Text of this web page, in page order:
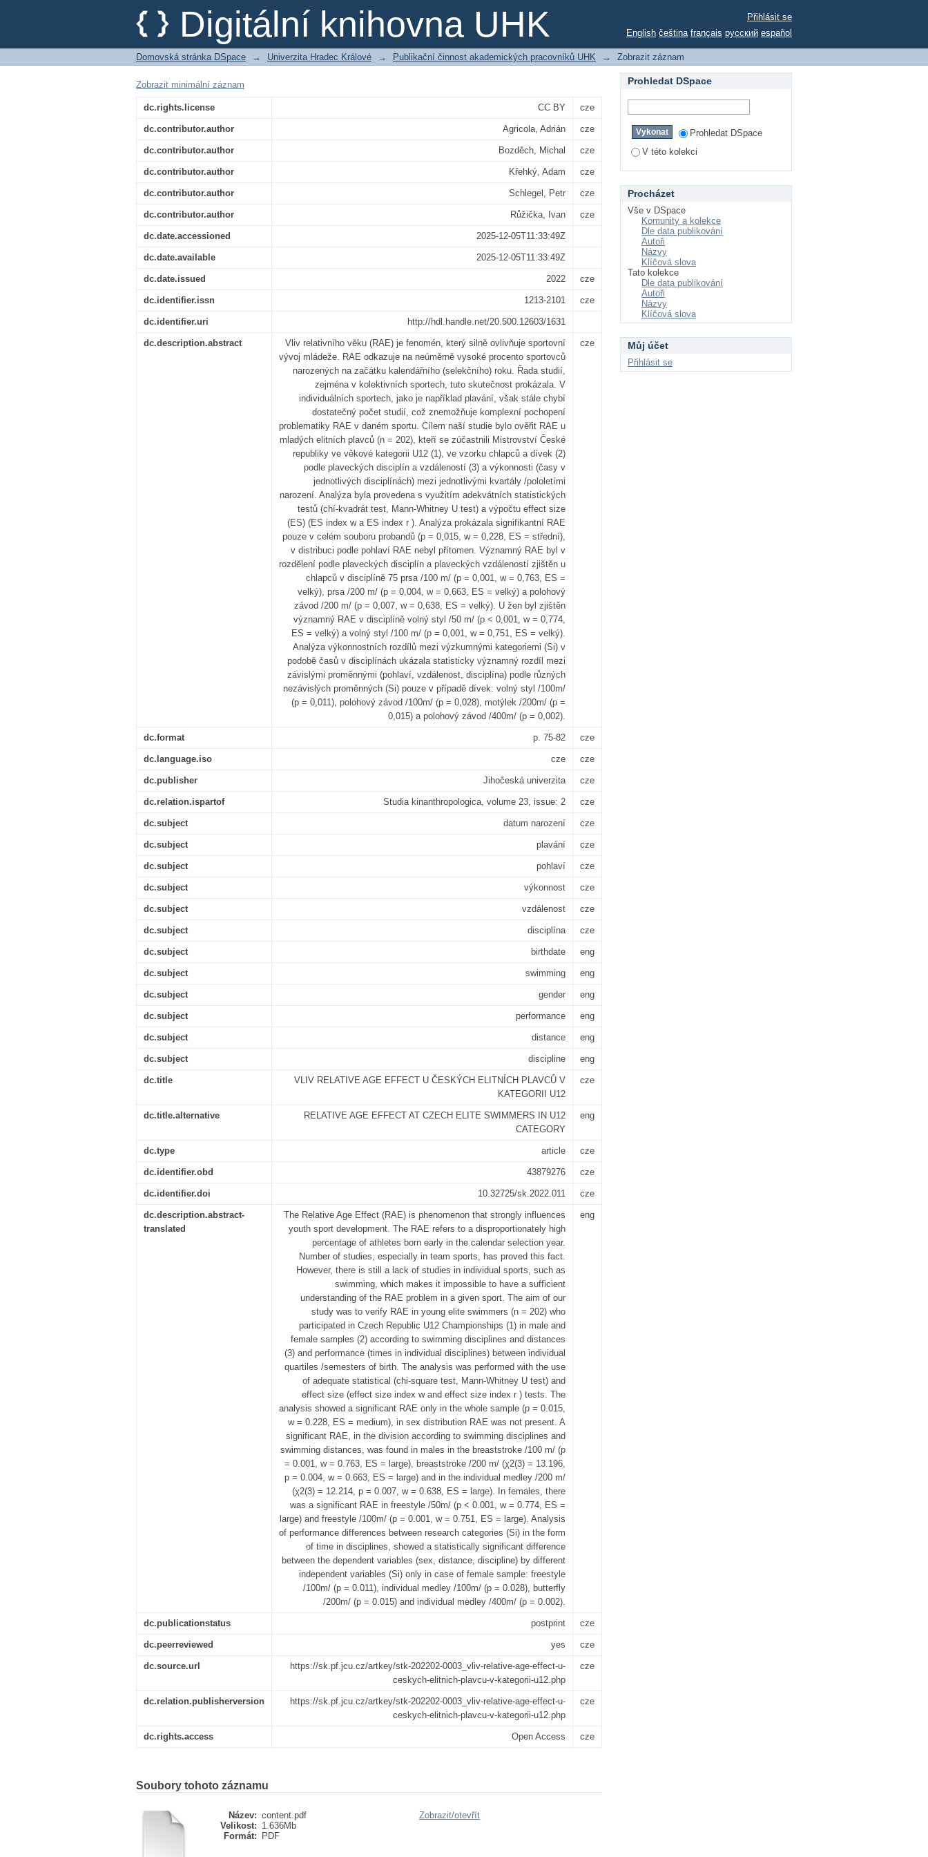
Digitální knihovna UHK
VLIV RELATIVE AGE EFFECT U ČESKÝCH ELITNÍCH PLAVCŮ V KATEGORII U12Přihlásit se
English čeština français русский español
Domovská stránka DSpace → Univerzita Hradec Králové → Publikační činnost akademických pracovníků UHK → Zobrazit záznam
Zobrazit minimální záznam
dc.rights.license CC BY cze
dc.contributor.author Agricola, Adrián cze
dc.contributor.author Bozděch, Michal cze
dc.contributor.author Křehký, Adam cze
dc.contributor.author Schlegel, Petr cze
dc.contributor.author Růžička, Ivan cze
dc.date.accessioned 2025-12-05T11:33:49Z
dc.date.available 2025-12-05T11:33:49Z
dc.date.issued 2022 cze
dc.identifier.issn 1213-2101 cze
dc.identifier.uri http://hdl.handle.net/20.500.12603/1631
dc.description.abstract
Vliv relativního věku (RAE) je fenomén, který silně ovlivňuje sportovní
vývoj mládeže. RAE odkazuje na neúměrně vysoké procento sportovců
narozených na začátku kalendářního (selekčního) roku. Řada studií,
zejména v kolektivních sportech, tuto skutečnost prokázala. V
individuálních sportech, jako je například plavání, však stále chybí
dostatečný počet studií, což znemožňuje komplexní pochopení
problematiky RAE v daném sportu. Cílem naší studie bylo ověřit RAE u
mladých elitních plavců (n = 202), kteří se zúčastnili Mistrovství České
republiky ve věkové kategorii U12 (1), ve vzorku chlapců a dívek (2)
podle plaveckých disciplín a vzdáleností (3) a výkonnosti (časy v
jednotlivých disciplínách) mezi jednotlivými kvartály /pololetími
narození. Analýza byla provedena s využitím adekvátních statistických
testů (chí-kvadrát test, Mann-Whitney U test) a výpočtu effect size
(ES) (ES index w a ES index r ). Analýza prokázala signifikantní RAE
pouze v celém souboru probandů (p = 0,015, w = 0,228, ES = střední),
v distribuci podle pohlaví RAE nebyl přítomen. Významný RAE byl v
rozdělení podle plaveckých disciplín a plaveckých vzdáleností zjištěn u
chlapců v disciplíně 75 prsa /100 m/ (p = 0,001, w = 0,763, ES =
velký), prsa /200 m/ (p = 0,004, w = 0,663, ES = velký) a polohový
závod /200 m/ (p = 0,007, w = 0,638, ES = velký). U žen byl zjištěn
významný RAE v disciplíně volný styl /50 m/ (p < 0,001, w = 0,774,
ES = velký) a volný styl /100 m/ (p = 0,001, w = 0,751, ES = velký).
Analýza výkonnostních rozdílů mezi výzkumnými kategoriemi (Si) v
podobě časů v disciplínách ukázala statisticky významný rozdíl mezi
závislými proměnnými (pohlaví, vzdálenost, disciplína) podle různých
nezávislých proměnných (Si) pouze v případě dívek: volný styl /100m/
(p = 0,011), polohový závod /100m/ (p = 0,028), motýlek /200m/ (p =
0,015) a polohový závod /400m/ (p = 0,002).
cze
dc.format p. 75-82 cze
dc.language.iso cze cze
dc.publisher Jihočeská univerzita cze
dc.relation.ispartof Studia kinanthropologica, volume 23, issue: 2 cze
dc.subject datum narození cze
dc.subject plavání cze
dc.subject pohlaví cze
dc.subject výkonnost cze
dc.subject vzdálenost cze
dc.subject disciplína cze
dc.subject birthdate eng
dc.subject swimming eng
dc.subject gender eng
dc.subject performance eng
dc.subject distance eng
dc.subject discipline eng
dc.title
VLIV RELATIVE AGE EFFECT U ČESKÝCH ELITNÍCH PLAVCŮ V
KATEGORII U12
cze
dc.title.alternative
RELATIVE AGE EFFECT AT CZECH ELITE SWIMMERS IN U12
CATEGORY
eng
dc.type article cze
dc.identifier.obd 43879276 cze
dc.identifier.doi 10.32725/sk.2022.011 cze
dc.description.abstract-
translated
The Relative Age Effect (RAE) is phenomenon that strongly influences
youth sport development. The RAE refers to a disproportionately high
percentage of athletes born early in the calendar selection year.
Number of studies, especially in team sports, has proved this fact.
However, there is still a lack of studies in individual sports, such as
swimming, which makes it impossible to have a sufficient
understanding of the RAE problem in a given sport. The aim of our
study was to verify RAE in young elite swimmers (n = 202) who
participated in Czech Republic U12 Championships (1) in male and
female samples (2) according to swimming disciplines and distances
(3) and performance (times in individual disciplines) between individual
quartiles /semesters of birth. The analysis was performed with the use
of adequate statistical (chi-square test, Mann-Whitney U test) and
effect size (effect size index w and effect size index r ) tests. The
analysis showed a significant RAE only in the whole sample (p = 0.015,
w = 0.228, ES = medium), in sex distribution RAE was not present. A
significant RAE, in the division according to swimming disciplines and
swimming distances, was found in males in the breaststroke /100 m/ (p
= 0.001, w = 0.763, ES = large), breaststroke /200 m/ (χ2(3) = 13.196,
p = 0.004, w = 0.663, ES = large) and in the individual medley /200 m/
(χ2(3) = 12.214, p = 0.007, w = 0.638, ES = large). In females, there
was a significant RAE in freestyle /50m/ (p < 0.001, w = 0.774, ES =
large) and freestyle /100m/ (p = 0.001, w = 0.751, ES = large). Analysis
of performance differences between research categories (Si) in the form
of time in disciplines, showed a statistically significant difference
between the dependent variables (sex, distance, discipline) by different
independent variables (Si) only in case of female sample: freestyle
/100m/ (p = 0.011), individual medley /100m/ (p = 0.028), butterfly
/200m/ (p = 0.015) and individual medley /400m/ (p = 0.002).
eng
dc.publicationstatus postprint cze
dc.peerreviewed yes cze
dc.source.url
https://sk.pf.jcu.cz/artkey/stk-202202-0003_vliv-relative-age-effect-u-
ceskych-elitnich-plavcu-v-kategorii-u12.php
cze
dc.relation.publisherversion
https://sk.pf.jcu.cz/artkey/stk-202202-0003_vliv-relative-age-effect-u-
ceskych-elitnich-plavcu-v-kategorii-u12.php
cze
dc.rights.access Open Access cze
Soubory tohoto záznamu
Název: content.pdf
Velikost: 1.636Mb
Formát:
PDF
Zobrazit/otevřít
Prohledat DSpace
Prohledat DSpace
V této kolekci
Procházet
Vše v DSpace
Komunity a kolekce
Dle data publikování
Autoři
Názvy
Klíčová slova
Tato kolekce
Dle data publikování
Autoři
Názvy
Klíčová slova
Můj účet
Přihlásit se